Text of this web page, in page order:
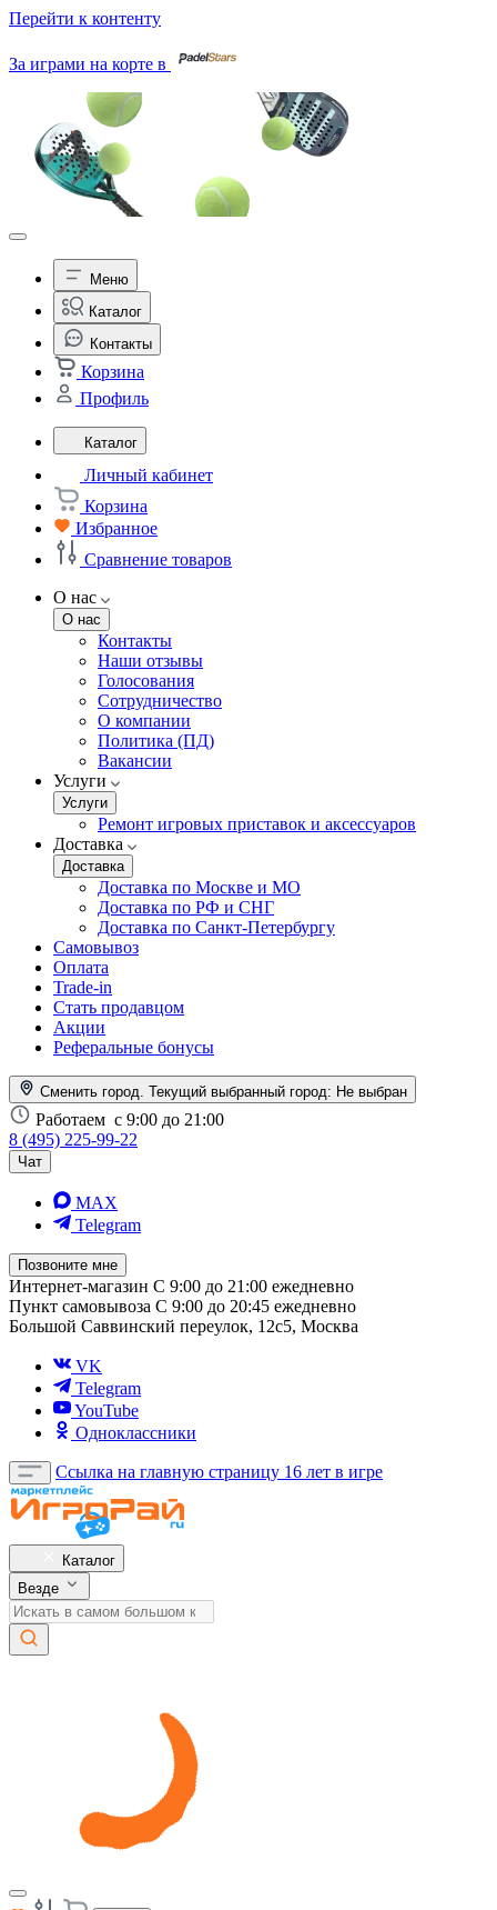
Перейти к контенту
За играми на корте в
Меню
Каталог
Контакты
Корзина
Профиль
Каталог
Личный кабинет
Корзина
Избранное
Сравнение товаров
О нас
О нас
Контакты
Наши отзывы
Голосования
Сотрудничество
О компании
Политика (ПД)
Вакансии
Услуги
Услуги
Ремонт игровых приставок и аксессуаров
Доставка
Доставка
Доставка по Москве и МО
Доставка по РФ и СНГ
Доставка по Санкт-Петербургу
Самовывоз
Оплата
Trade-in
Стать продавцом
Акции
Реферальные бонусы
Сменить город. Текущий выбранный город: Не выбран
Работаем с 9:00 до 21:00
8 (495) 225-99-22
Чат
MAX
Telegram
Позвоните мне
Интернет-магазин С 9:00 до 21:00 ежедневно
Пункт самовывоза С 9:00 до 20:45 ежедневно
Большой Саввинский переулок, 12с5, Москва
VK
Telegram
YouTube
Одноклассники
Ссылка на главную страницу 16 лет в игре
Каталог
Везде